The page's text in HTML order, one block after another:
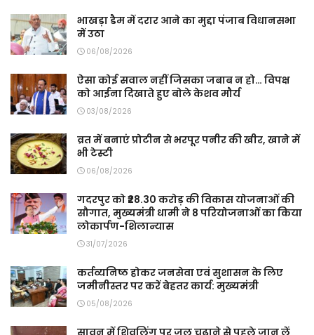
भाखड़ा डैम में दरार आने का मुद्दा पंजाब विधानसभा
में उठा
06/08/2026
ऐसा कोई सवाल नहीं जिसका जबाब न हो… विपक्ष
को आईना दिखाते हुए बोले केशव मौर्य
03/08/2026
व्रत में बनाएं प्रोटीन से भरपूर पनीर की खीर, खाने में
भी टेस्टी
06/08/2026
गदरपुर को ₹28.30 करोड़ की विकास योजनाओं की
सौगात, मुख्यमंत्री धामी ने 8 परियोजनाओं का किया
लोकार्पण-शिलान्यास
31/07/2026
कर्तव्यनिष्ठ होकर जनसेवा एवं सुशासन के लिए
जमीनीस्तर पर करें बेहतर कार्य: मुख्यमंत्री
05/08/2026